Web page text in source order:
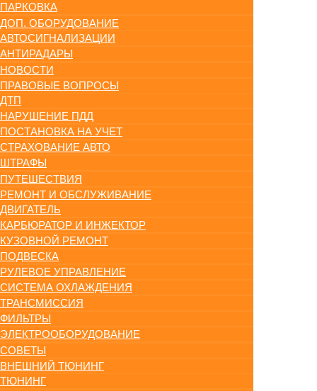
ПАРКОВКА
ДОП. ОБОРУДОВАНИЕ
АВТОСИГНАЛИЗАЦИИ
АНТИРАДАРЫ
НОВОСТИ
ПРАВОВЫЕ ВОПРОСЫ
ДТП
НАРУШЕНИЕ ПДД
ПОСТАНОВКА НА УЧЕТ
СТРАХОВАНИЕ АВТО
ШТРАФЫ
ПУТЕШЕСТВИЯ
РЕМОНТ И ОБСЛУЖИВАНИЕ
ДВИГАТЕЛЬ
КАРБЮРАТОР И ИНЖЕКТОР
КУЗОВНОЙ РЕМОНТ
ПОДВЕСКА
РУЛЕВОЕ УПРАВЛЕНИЕ
СИСТЕМА ОХЛАЖДЕНИЯ
ТРАНСМИССИЯ
ФИЛЬТРЫ
ЭЛЕКТРООБОРУДОВАНИЕ
СОВЕТЫ
ВНЕШНИЙ ТЮНИНГ
ТЮНИНГ